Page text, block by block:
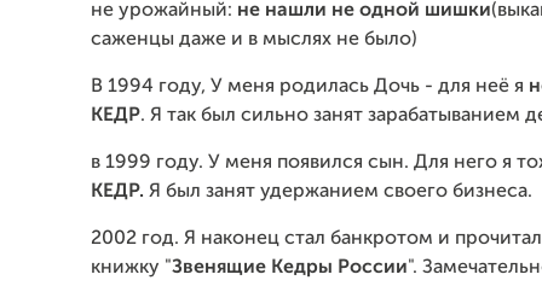
не урожайный: не нашли не одной шишки
саженцы даже и в мыслях не было)
В 1994 году, У меня родилась Дочь - для неё я
КЕДР. Я так был сильно занят зарабатыванием
в 1999 году. У меня появился сын. Для него я
КЕДР. Я был занят удержанием своего бизнеса.
2002 год. Я наконец стал банкротом и
книжку "Звенящие Кедры России".